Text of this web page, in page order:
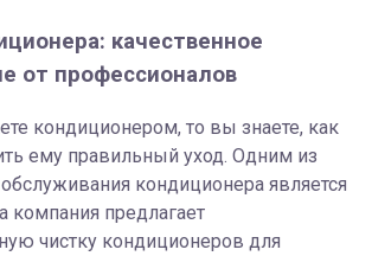
качественное
от профессионалов
кондиционером, то вы знаете, как
ему правильный уход. Одним из
кондиционера является
компания предлагает
чистку кондиционеров для